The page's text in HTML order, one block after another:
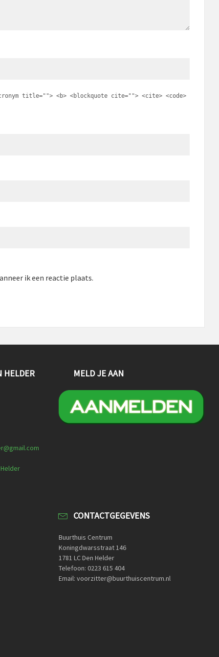
title=""> <b> <blockquote cite=""> <cite> <code>
ik een reactie plaats.
HELDER MELD JE AAN
CONTACTGEGEVENS
Buurthuis Centrum
Koningdwarsstraat 146
1781 LC Den Helder
Telefoon: 0223 615 404
Email: voorzitter@buurthuiscentrum.nl